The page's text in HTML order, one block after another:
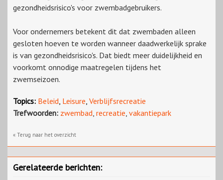
gezondheidsrisico's voor zwembadgebruikers.
Voor ondernemers betekent dit dat zwembaden alleen
gesloten hoeven te worden wanneer daadwerkelijk sprake
is van gezondheidsrisico's. Dat biedt meer duidelijkheid en
voorkomt onnodige maatregelen tijdens het
zwemseizoen.
Topics: Beleid, Leisure, Verblijfsrecreatie
Trefwoorden: zwembad, recreatie, vakantiepark
« Terug naar het overzicht
Gerelateerde berichten: